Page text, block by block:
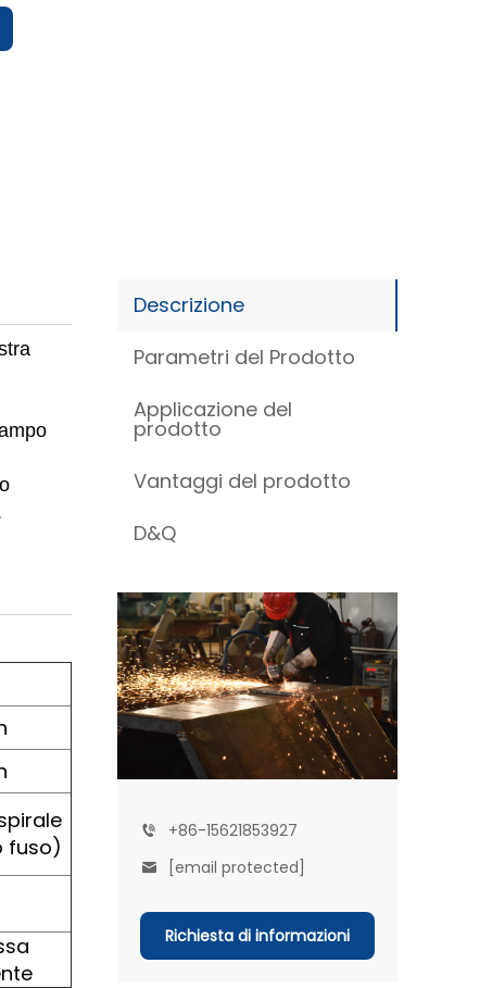
Descrizione
Parametri del Prodotto
Applicazione del
prodotto
Vantaggi del prodotto
D&Q
+86-15621853927
[email protected]
Richiesta di informazioni
fuso)